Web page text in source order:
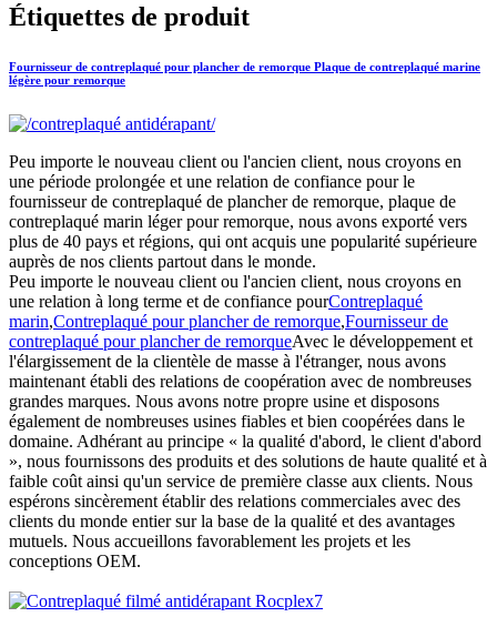
Étiquettes de produit
Fournisseur de contreplaqué pour plancher de remorque Plaque de contreplaqué marine
légère pour remorque
Peu importe le nouveau client ou l'ancien client, nous croyons en
une période prolongée et une relation de confiance pour le
fournisseur de contreplaqué de plancher de remorque, plaque de
contreplaqué marin léger pour remorque, nous avons exporté vers
plus de 40 pays et régions, qui ont acquis une popularité supérieure
auprès de nos clients partout dans le monde.
Peu importe le nouveau client ou l'ancien client, nous croyons en
une relation à long terme et de confiance pourContreplaqué
marin,Contreplaqué pour plancher de remorque,Fournisseur de
contreplaqué pour plancher de remorqueAvec le développement et
l'élargissement de la clientèle de masse à l'étranger, nous avons
maintenant établi des relations de coopération avec de nombreuses
grandes marques. Nous avons notre propre usine et disposons
également de nombreuses usines fiables et bien coopérées dans le
domaine. Adhérant au principe « la qualité d'abord, le client d'abord
», nous fournissons des produits et des solutions de haute qualité et à
faible coût ainsi qu'un service de première classe aux clients. Nous
espérons sincèrement établir des relations commerciales avec des
clients du monde entier sur la base de la qualité et des avantages
mutuels. Nous accueillons favorablement les projets et les
conceptions OEM.